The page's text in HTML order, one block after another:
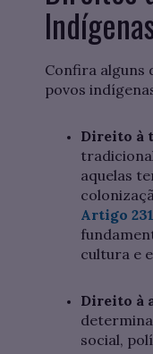
Confira alguns
povos
Direito à
aquelas
Artigo
cultura e
Direito à
social,